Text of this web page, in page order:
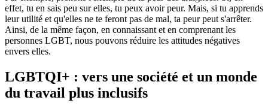
effet, tu en sais peu sur elles, tu peux avoir peur. Mais, si tu apprends
leur utilité et qu'elles ne te feront pas de mal, ta peur peut s'arrêter.
Ainsi, de la même façon, en connaissant et en comprenant les
personnes LGBT, nous pouvons réduire les attitudes négatives
envers elles.
LGBTQI+ : vers une société et un monde
du travail plus inclusifs